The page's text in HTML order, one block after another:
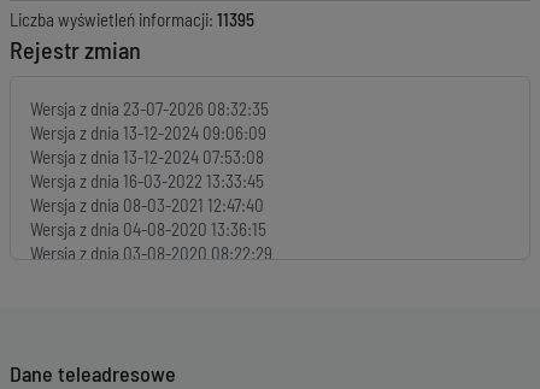
Liczba wyświetleń informacji: 11395
Rejestr zmian
Wersja z dnia 23-07-2026 08:32:35
Wersja z dnia 13-12-2024 09:06:09
Wersja z dnia 13-12-2024 07:53:08
Wersja z dnia 16-03-2022 13:33:45
Wersja z dnia 08-03-2021 12:47:40
Wersja z dnia 04-08-2020 13:36:15
Wersja z dnia 03-08-2020 08:22:29
Dane teleadresowe